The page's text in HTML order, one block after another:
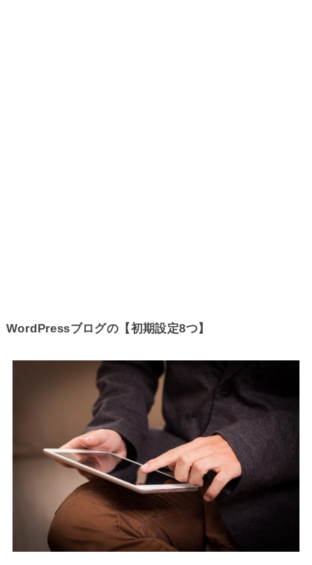
WordPressブログの【初期設定8つ】